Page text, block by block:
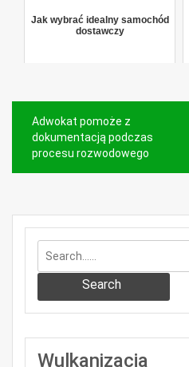
Jak wybrać idealny samochód
dostawczy
Nawigacja
wpisu
Adwokat pomoże z
dokumentacją podczas
procesu rozwodowego
Search
Wulkanizacja